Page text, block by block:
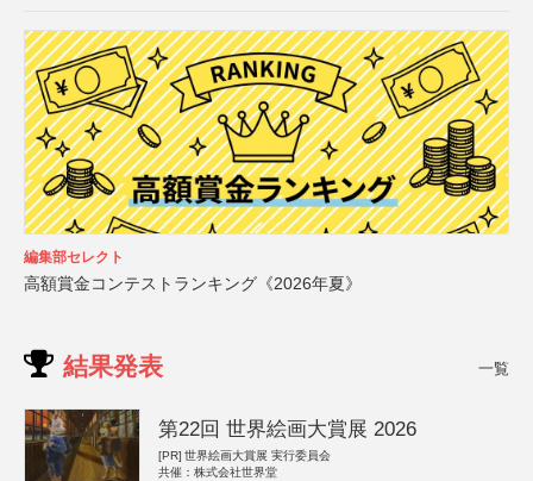
編集部セレクト
高額賞金コンテストランキング《2026年夏》
結果発表 一覧
第22回 世界絵画大賞展 2026
[PR] 世界絵画大賞展 実行委員会
共催：株式会社世界堂